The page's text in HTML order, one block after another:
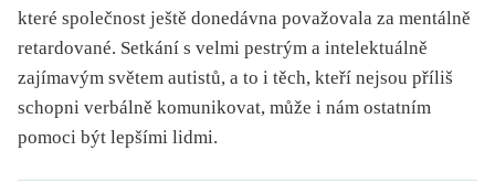
které společnost ještě donedávna považovala za mentálně
retardované. Setkání s velmi pestrým a intelektuálně
zajímavým světem autistů, a to i těch, kteří nejsou příliš
schopni verbálně komunikovat, může i nám ostatním
pomoci být lepšími lidmi.